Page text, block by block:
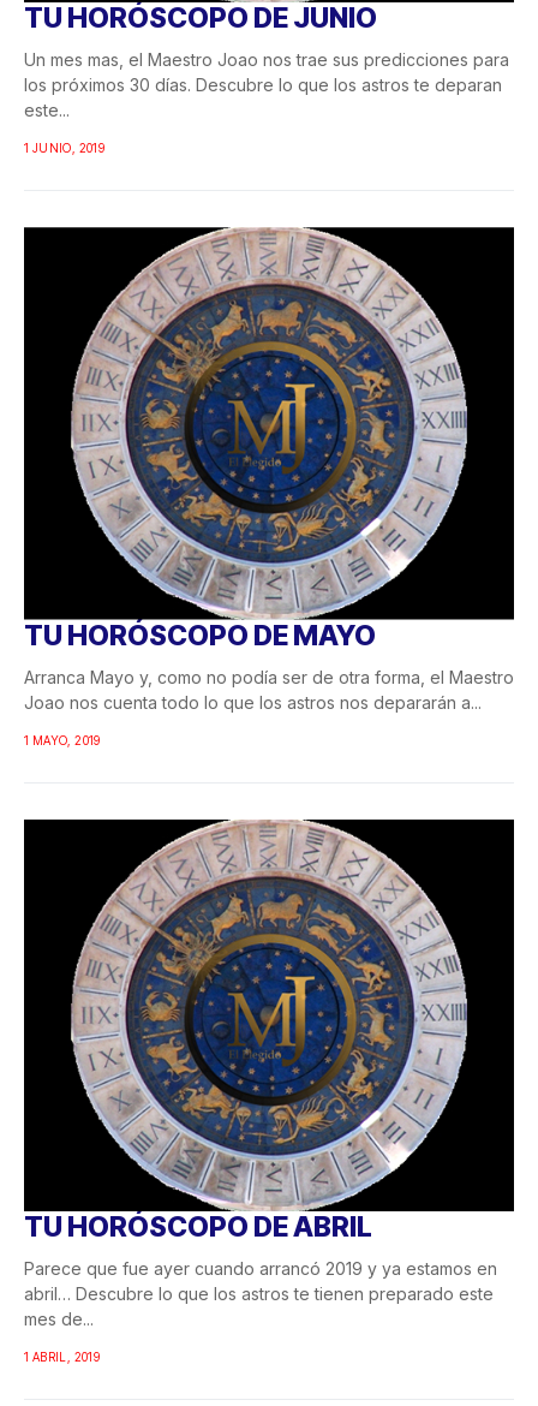
TU HORÓSCOPO DE JUNIO
Un mes mas, el Maestro Joao nos trae sus predicciones para
los próximos 30 días. Descubre lo que los astros te deparan
este...
1 JUNIO, 2019
TU HORÓSCOPO DE MAYO
Arranca Mayo y, como no podía ser de otra forma, el Maestro
Joao nos cuenta todo lo que los astros nos depararán a...
1 MAYO, 2019
TU HORÓSCOPO DE ABRIL
Parece que fue ayer cuando arrancó 2019 y ya estamos en
abril… Descubre lo que los astros te tienen preparado este
mes de...
1 ABRIL, 2019